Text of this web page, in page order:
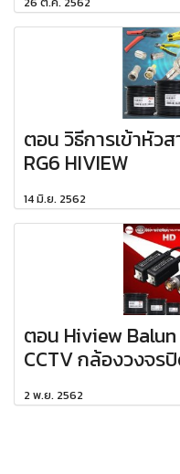
ตอน วิธีการเข้า
RG6 HIVIEW
14 มิ.ย. 2562
ตอน Hiview
CCTV กล้องวงจร
2 พ.ย. 2562